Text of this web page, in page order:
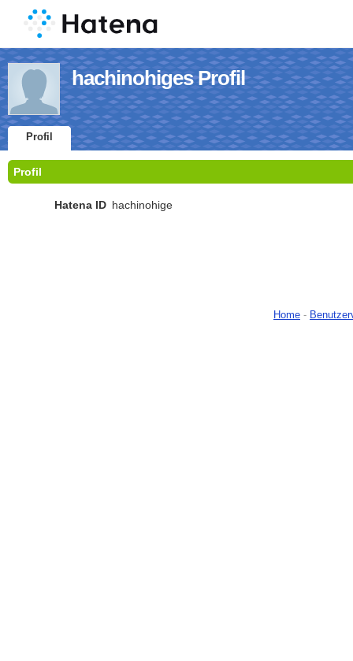
hachinohiges Profil
Profil
Profil
Hatena ID hachinohige
Home -